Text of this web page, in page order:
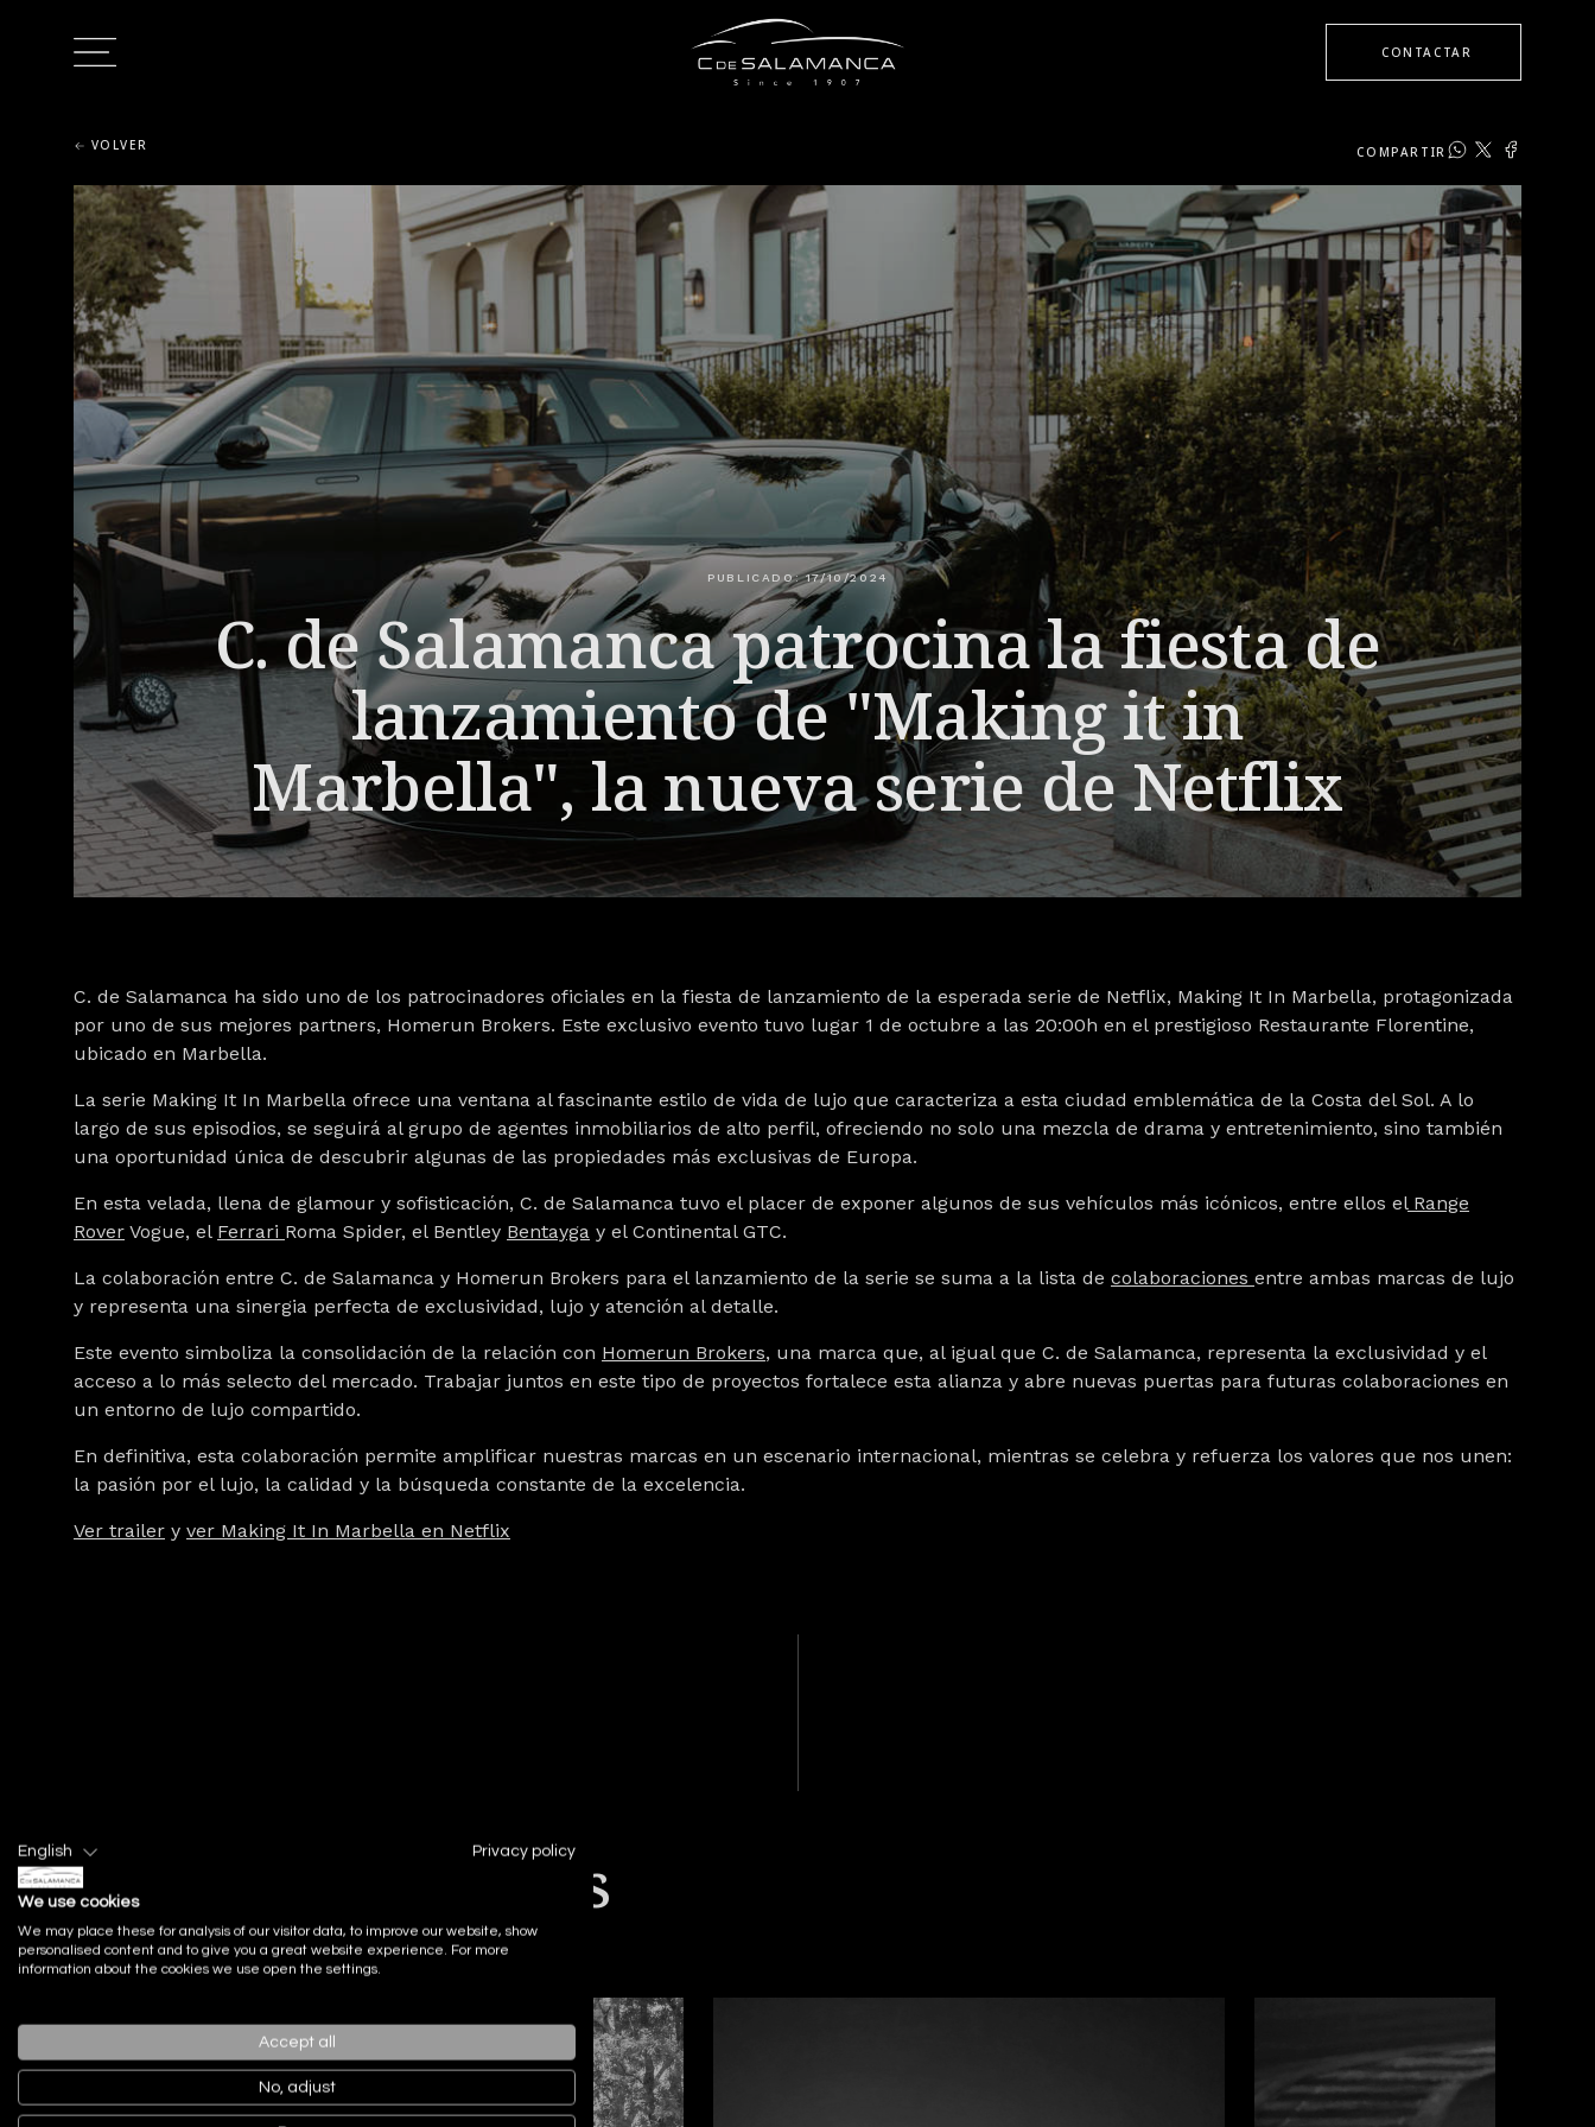
CONTACTAR
VOLVER COMPARTIR
PUBLICADO: 17/10/2024
C. de Salamanca patrocina la fiesta de
lanzamiento de "Making it in
Marbella", la nueva serie de Netflix
C. de Salamanca ha sido uno de los patrocinadores oficiales en la fiesta de lanzamiento de la esperada serie de Netflix, Making It In Marbella, protagonizada
por uno de sus mejores partners, Homerun Brokers. Este exclusivo evento tuvo lugar 1 de octubre a las 20:00h en el prestigioso Restaurante Florentine,
ubicado en Marbella.
La serie Making It In Marbella ofrece una ventana al fascinante estilo de vida de lujo que caracteriza a esta ciudad emblemática de la Costa del Sol. A lo
largo de sus episodios, se seguirá al grupo de agentes inmobiliarios de alto perfil, ofreciendo no solo una mezcla de drama y entretenimiento, sino también
una oportunidad única de descubrir algunas de las propiedades más exclusivas de Europa.
En esta velada, llena de glamour y sofisticación, C. de Salamanca tuvo el placer de exponer algunos de sus vehículos más icónicos, entre ellos elRange
Rover Vogue, el Ferrari Roma Spider, el Bentley Bentayga y el Continental GTC.
La colaboración entre C. de Salamanca y Homerun Brokers para el lanzamiento de la serie se suma a la lista de colaboraciones entre ambas marcas de lujo
y representa una sinergia perfecta de exclusividad, lujo y atención al detalle.
Este evento simboliza la consolidación de la relación con Homerun Brokers, una marca que, al igual que C. de Salamanca, representa la exclusividad y el
acceso a lo más selecto del mercado. Trabajar juntos en este tipo de proyectos fortalece esta alianza y abre nuevas puertas para futuras colaboraciones en
un entorno de lujo compartido.
En definitiva, esta colaboración permite amplificar nuestras marcas en un escenario internacional, mientras se celebra y refuerza los valores que nos unen:
la pasión por el lujo, la calidad y la búsqueda constante de la excelencia.
Ver trailer y ver Making It In Marbella en Netflix
Noticias recientes
English Privacy policy
We use cookies
We may place these for analysis of our visitor data, to improve our website, show
personalised content and to give you a great website experience. For more
information about the cookies we use open the settings.
Accept all
No, adjust